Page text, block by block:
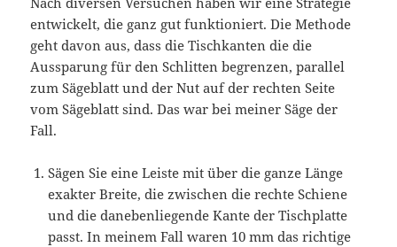
entwickelt, die ganz gut funktioniert. Die Methode
geht davon aus, dass die Tischkanten die die
Aussparung für den Schlitten begrenzen, parallel
zum Sägeblatt und der Nut auf der rechten Seite
vom Sägeblatt sind. Das war bei meiner Säge der
Fall.
Sägen Sie eine Leiste mit über die ganze Länge
exakter Breite, die zwischen die rechte Schiene
und die danebenliegende Kante der Tischplatte
passt. In meinem Fall waren 10 mm das richtige